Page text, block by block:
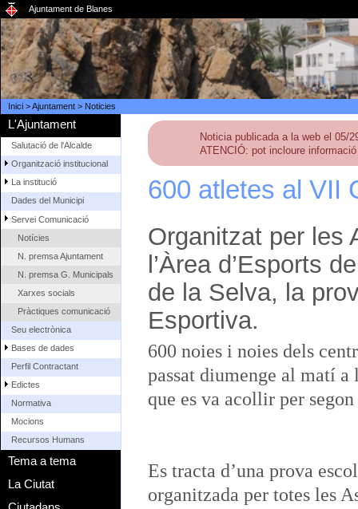
Ajuntament de Blanes
Inici>Ajuntament> Noticies
L'Ajuntament
Salutació de l'Alcalde
Organització institucional
La institució
Dades del Municipi
Servei Comunicació
Notícies
N. premsa Ajuntament
N. premsa G. Municipals
Xarxes socials
Pràctiques comunicació
Seu electrònica
Bases de dades
Perfil Contractant
Edictes
Normativa
Mocions
Recursos Humans
Tema a tema
La Ciutat
Noticia publicada a la web el 05/
ATENCIÓ: pot incloure
600 atletes al VII
Organitzat per les
l’Àrea d’Esports
de la Selva, la
Esportiva.
600 noies i noies dels
passat diumenge al matí
que es va acollir per
Es tracta d’una prova
organitzada per totes les